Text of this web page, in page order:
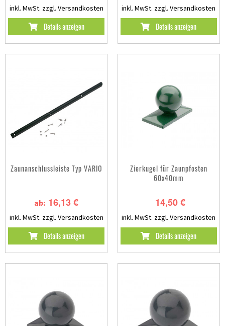
inkl. MwSt. zzgl. Versandkosten
Details anzeigen
inkl. MwSt. zzgl. Versandkosten
Details anzeigen
Zaunanschlussleiste Typ VARIO
ab: 16,13 €
inkl. MwSt. zzgl. Versandkosten
Details anzeigen
Zierkugel für Zaunpfosten
60x40mm
14,50 €
inkl. MwSt. zzgl. Versandkosten
Details anzeigen